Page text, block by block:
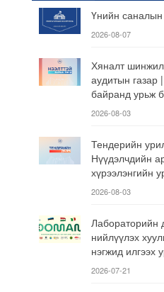
Үнийн саналын
2026-08-07
Хяналт
аудитын газар
байранд урьж
2026-08-03
Тендерийн
Нүүдэлчдийн
хүрээлэнгийн
2026-08-03
Лабораторийн
нийлүүлэх
нэгжид илгээх
2026-07-21